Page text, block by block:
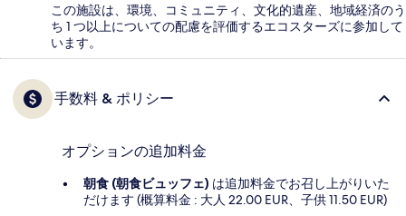
この施設は、環境、コミュニティ、文化的遺産、地域経済のう
ち 1 つ以上についての配慮を評価するエコスターズに参加して
います。
手数料 & ポリシー
オプションの追加料金
朝食 (朝食ビュッフェ) は追加料金でお召し上がりいた
だけます (概算料金 : 大人 22.00 EUR、子供 11.50 EUR)